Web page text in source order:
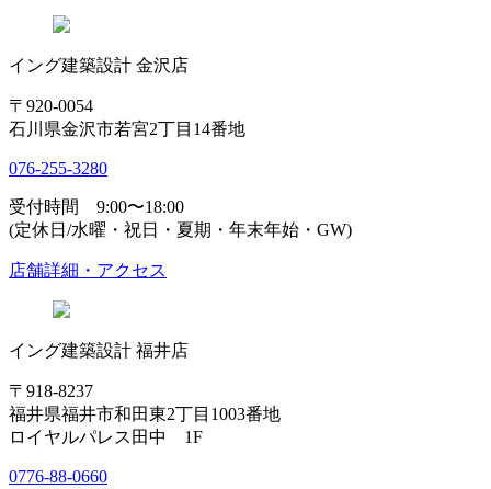
イング建築設計 金沢店
〒920-0054
石川県金沢市若宮2丁目14番地
076-255-3280
受付時間 9:00〜18:00
(定休日/水曜・祝日・夏期・年末年始・GW)
店舗詳細・アクセス
イング建築設計 福井店
〒918-8237
福井県福井市和田東2丁目1003番地
ロイヤルパレス田中 1F
0776-88-0660